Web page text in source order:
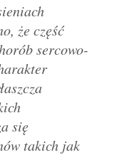
że część
sercowo-
się
takich jak